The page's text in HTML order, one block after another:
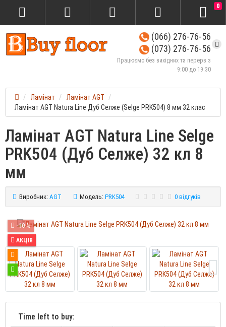
(066) 276-76-56
(073) 276-76-56
Працюємо без вихідних та перерв з
9:00 до 19:30
0
Ламінат
Ламінат AGT
Ламінат AGT Natura Line Дуб Селже (Selge PRK504) 8 мм 32 клас
Ламінат AGT Natura Line Selge
PRK504 (Дуб Селже) 32 кл 8
мм
Виробник: AGT Модель: PRK504 0 відгуків
-10 %
АКЦІЯ
Time left to buy: